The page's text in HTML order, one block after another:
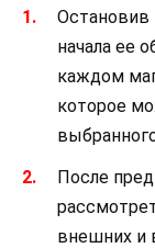
Остановив
начала ее
каждом
которое
После
внешних и